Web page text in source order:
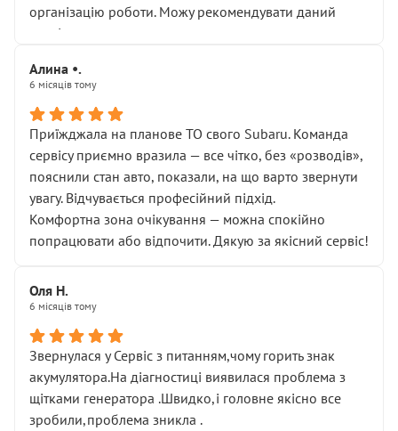
організацію роботи. Можу рекомендувати даний
сервіс.
Алина •.
6 місяців тому
Приїжджала на планове ТО свого Subaru. Команда
сервісу приємно вразила — все чітко, без «розводів»,
пояснили стан авто, показали, на що варто звернути
увагу. Відчувається професійний підхід.
Комфортна зона очікування — можна спокійно
попрацювати або відпочити. Дякую за якісний сервіс!
Оля Н.
6 місяців тому
Звернулася у Сервіс з питанням,чому горить знак
акумулятора.На діагностиці виявилася проблема з
щітками генератора .Швидко,і головне якісно все
зробили,проблема зникла .